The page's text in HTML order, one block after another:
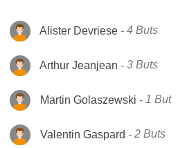
Alister Devriese 4 Buts
Arthur Jeanjean 3 Buts
Martin Golaszewski 1 But
Valentin Gaspard 2 Buts